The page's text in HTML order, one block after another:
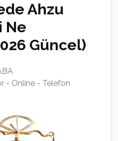
Ahzu
Ne
Güncel)
- Online - Telefon